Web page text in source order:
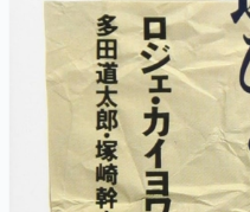
女性向け
アプリレビュー
その他